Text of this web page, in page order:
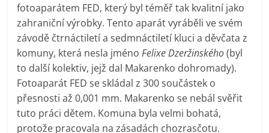
fotoaparátem FED, který byl téměř tak kvalitní jako
zahraniční výrobky. Tento aparát vyráběli ve svém
závodě čtrnáctiletí a sedmnáctiletí kluci a děvčata z
komuny, která nesla jménoFelixe Dzeržinského(byl
to další kolektiv, jejž dal Makarenko dohromady).
Fotoaparát FED se skládal z 300 součástek o
přesnosti až 0,001 mm. Makarenko se nebál svěřit
tuto práci dětem. Komuna byla velmi bohatá,
protože pracovala na zásadách chozrasčotu.